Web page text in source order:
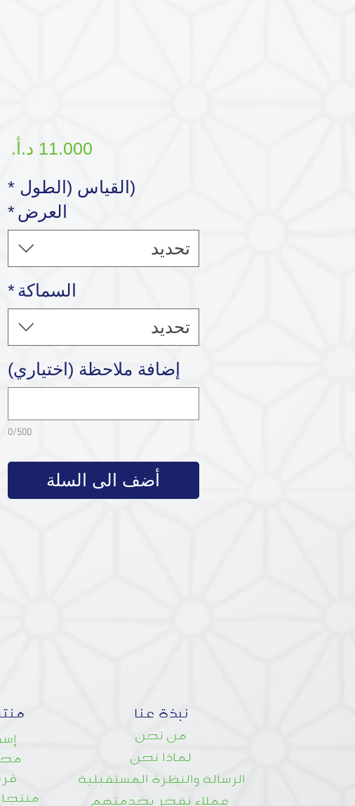
(القياس (الطول *
العرض*
تحديد
السماكة*
تحديد
إضافة ملاحظة (اختياري)
0/500
أضف الى السلة
نبذة عنا
من نحن
لماذا نحن
الرسالة والنظرة المستقبلية
عملاء نفخر بخدمتهم